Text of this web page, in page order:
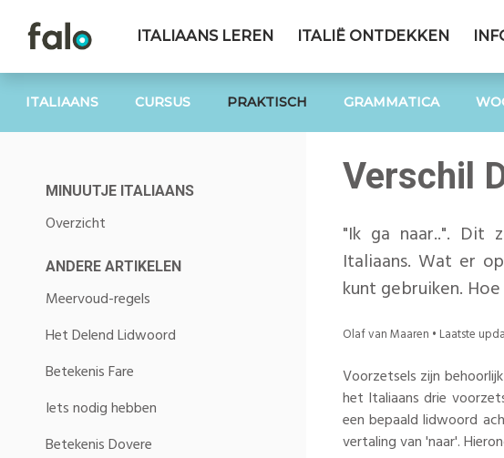
ITALIAANS LEREN ITALIË ONTDEKKEN
ITALIAANS CURSUS PRAKTISCH GRAMMATICA
Verschil
"Ik ga naar..". Dit
Italiaans. Wat er
kunt gebruiken.
Olaf van Maaren • Laatste
Voorzetsels zijn
het Italiaans drie
een bepaald lidwoord
vertaling van 'naar'.
MINUUTJE ITALIAANS
Overzicht
ANDERE ARTIKELEN
Meervoud-regels
Het Delend Lidwoord
Betekenis Fare
Iets nodig hebben
Betekenis Dovere